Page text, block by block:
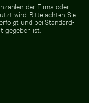
der Firma oder
wird. Bitte achten Sie
und bei Standard-
gegeben ist.